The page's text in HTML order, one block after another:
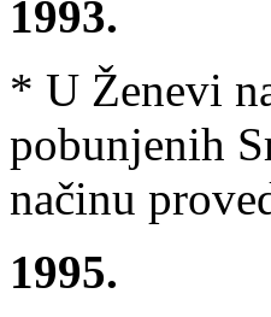
1993.
* U Ženevi
pobunjenih
načinu
1995.